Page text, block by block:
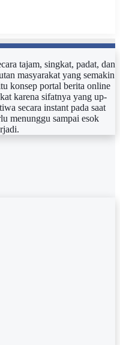
tajam, singkat, padat, dan
masyarakat yang semakin
konsep portal berita online
karena sifatnya yang up-
secara instant pada saat
menunggu sampai esok